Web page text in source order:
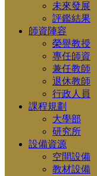
未來發展
評鑑結果
師資陣容
榮譽教授
專任師資
兼任教師
退休教師
行政人員
課程規劃
大學部
研究所
設備資源
空間設備
教材設備